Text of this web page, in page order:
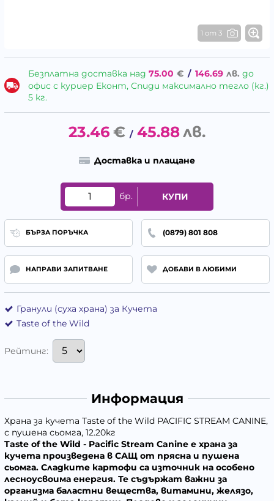
1 от 3
Безплатна доставка над 75.00 € / 146.69 лв. до
офис с куриер Еконт, Спиди максимално тегло (кг.)
5 кг.
23.46 € / 45.88лв.
Доставка и плащане
бр. КУПИ
БЪРЗА ПОРЪЧКА (0879) 801 808
НАПРАВИ ЗАПИТВАНЕ ДОБАВИ В ЛЮБИМИ
Гранули (суха храна) за Кучета
Taste of the Wild
Рейтинг:
Информация
Храна за кучета Taste of the Wild PACIFIC STREAM CANINE,
с пушена сьомга, 12.20кг
Taste of the Wild - Pacific Stream Canine е храна за
кучета произведена в САЩ от прясна и пушена
сьомга. Сладките картофи са източник на особено
лесноусвоима енергия. Те съдържат важни за
организма баластни вещества, витамини, желязо,